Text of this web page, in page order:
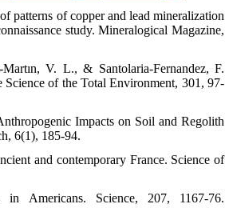
patterns of copper and lead mineralization
study. Mineralogical Magazine,
V. L., & Santolaria-Fernandez, F.
of the Total Environment, 301, 97-
Impacts on Soil and Regolith
6(1), 185-94.
and contemporary France. Science of
Americans. Science, 207, 1167-76.